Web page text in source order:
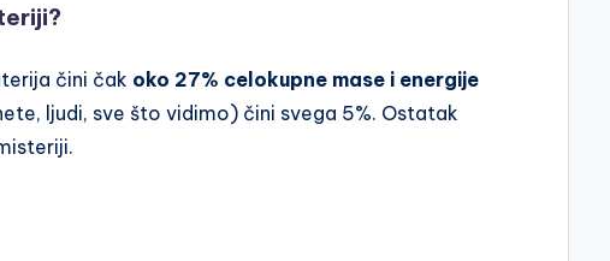
čini čak oko 27% celokupne mase i energije
ljudi, sve što vidimo) čini svega 5%. Ostatak